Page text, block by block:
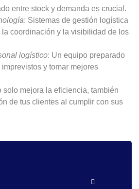
entre stock y demanda es crucial.
: Sistemas de gestión logística
la coordinación y la visibilidad de los
logístico: Un equipo preparado
y tomar mejores
solo mejora la eficiencia, también
de tus clientes al cumplir con sus